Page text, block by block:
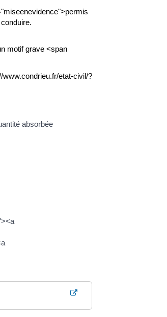
motif grave <span
etat-civil/?
absorbée